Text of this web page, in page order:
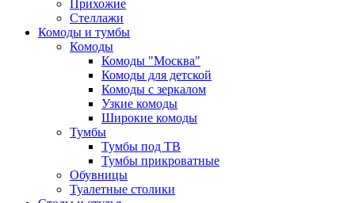
Прихожие
Стеллажи
Комоды и тумбы
Комоды
Комоды "Москва"
Комоды для детской
Комоды с зеркалом
Узкие комоды
Широкие комоды
Тумбы
Тумбы под ТВ
Тумбы прикроватные
Обувницы
Туалетные столики